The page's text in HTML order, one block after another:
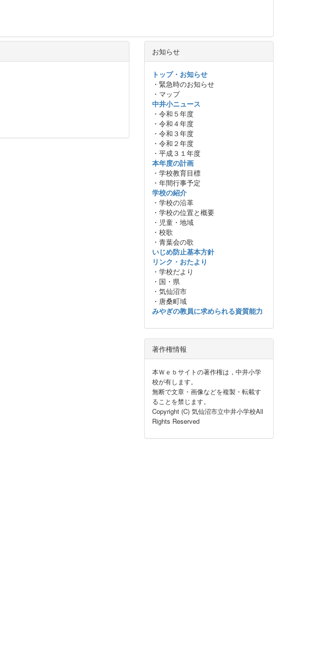
お知らせ
トップ・お知らせ
・緊急時のお知らせ
・マップ
中井小ニュース
・令和５年度
・令和４年度
・令和３年度
・令和２年度
・平成３１年度
本年度の計画
・学校教育目標
・年間行事予定
学校の紹介
・学校の沿革
・学校の位置と概要
・児童・地域
・校歌
・青葉会の歌
いじめ防止基本方針
リンク・おたより
・学校だより
・国・県
・気仙沼市
・唐桑町域
みやぎの教員に求められる資質能力
著作権情報
本Ｗｅｂサイトの著作権は，中井小学
校が有します。
無断で文章・画像などを複製・転載す
ることを禁じます。
Copyright (C) 気仙沼市立中井小学校All
Rights Reserved